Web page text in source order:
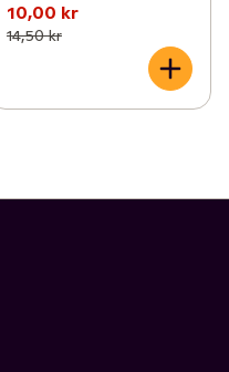
10,00 kr
14,50 kr